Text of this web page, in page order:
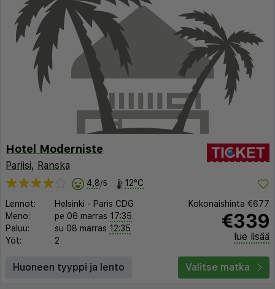
Hotel Moderniste
Pariisi, Ranska
4,8/5 12°C
Lennot: Helsinki - Paris CDG
Meno:
pe 06 marras 17:35
Paluu:
su 08 marras 12:35
Yöt:
2
Kokonaishinta €677
€339
lue lisää
Huoneen tyyppi ja lento Valitse matka